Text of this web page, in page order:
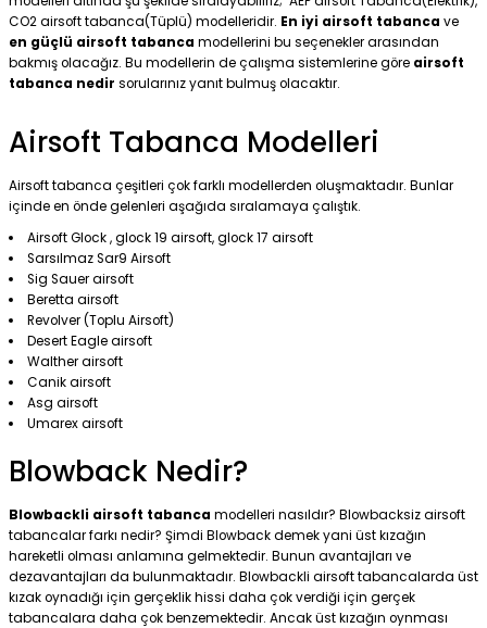
CO2 airsoft tabanca(Tüplü) modelleridir. En iyi airsoft tabanca ve
en güçlü airsoft tabanca modellerini bu seçenekler arasından
bakmış olacağız. Bu modellerin de çalışma sistemlerine göre airsoft
tabanca nedir sorularınız yanıt bulmuş olacaktır.
Airsoft Tabanca Modelleri
Airsoft tabanca çeşitleri çok farklı modellerden oluşmaktadır. Bunlar
içinde en önde gelenleri aşağıda sıralamaya çalıştık.
Airsoft Glock , glock 19 airsoft, glock 17 airsoft
Sarsılmaz Sar9 Airsoft
Sig Sauer airsoft
Beretta airsoft
Revolver (Toplu Airsoft)
Desert Eagle airsoft
Walther airsoft
Canik airsoft
Asg airsoft
Umarex airsoft
Blowback Nedir?
Blowbackli airsoft tabanca modelleri nasıldır? Blowbacksiz airsoft
tabancalar farkı nedir? Şimdi Blowback demek yani üst kızağın
hareketli olması anlamına gelmektedir. Bunun avantajları ve
dezavantajları da bulunmaktadır. Blowbackli airsoft tabancalarda üst
kızak oynadığı için gerçeklik hissi daha çok verdiği için gerçek
tabancalara daha çok benzemektedir. Ancak üst kızağın oynması